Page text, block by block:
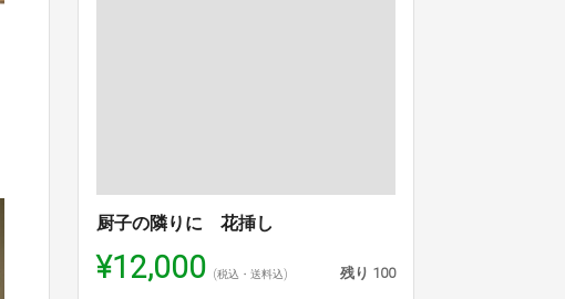
厨子の隣りに 花挿し
¥12,000 (税込・送料込) 残り 100